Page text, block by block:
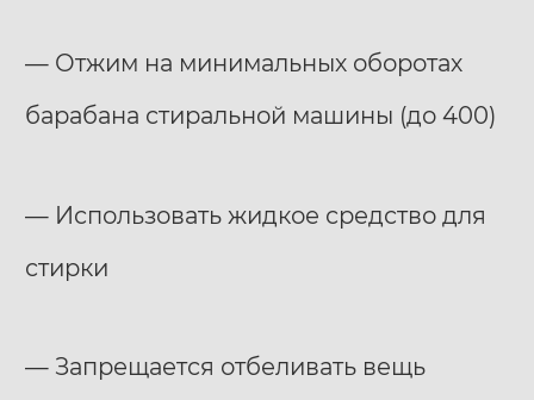
— Отжим на минимальных оборотах
барабана стиральной машины (до 400)
— Использовать жидкое средство для
стирки
— Запрещается отбеливать вещь